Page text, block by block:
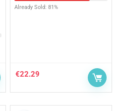
Already Sold: 81%
€22.29